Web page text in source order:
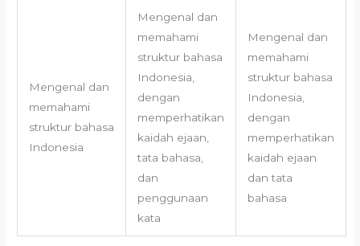
Mengenal dan
memahami
struktur bahasa
Indonesia
Mengenal dan
memahami
struktur bahasa
Indonesia,
dengan
memperhatikan
kaidah ejaan,
tata bahasa,
dan
penggunaan
kata
Mengenal dan
memahami
struktur bahasa
Indonesia,
dengan
memperhatikan
kaidah ejaan
dan tata
bahasa